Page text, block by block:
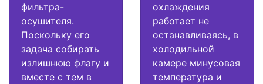
фильтра-
осушителя.
Поскольку его
задача собирать
излишнюю флагу и
вместе с тем в
охлаждения
работает не
останавливаясь, в
холодильной
камере минусовая
температура и